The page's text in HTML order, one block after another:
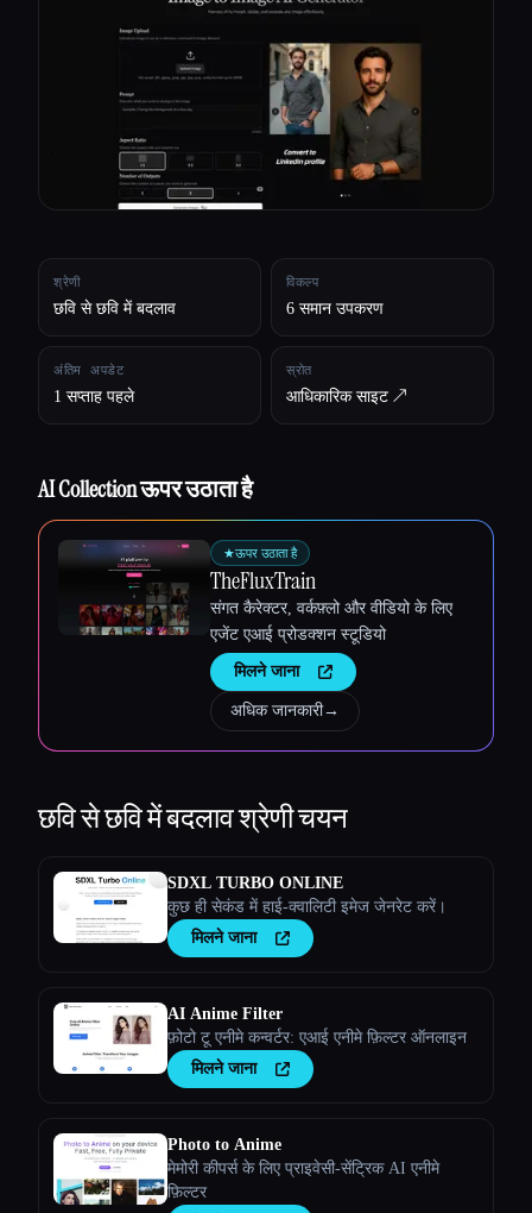
Esc
श्रेणी
छवि से छवि में बदलाव
विकल्प
6 समान उपकरण
अंतिम अपडेट
1 सप्ताह पहले
स्रोत
आधिकारिक साइट ↗︎
AI Collection ऊपर उठाता है
★ऊपर उठाता है
TheFluxTrain
संगत कैरेक्टर, वर्कफ़्लो और वीडियो के लिए
एजेंट एआई प्रोडक्शन स्टूडियो
मिलने जाना
अधिक जानकारी→
छवि से छवि में बदलावश्रेणी चयन
SDXL TURBO ONLINE
कुछ ही सेकंड में हाई-क्वालिटी इमेज जेनरेट करें।
मिलने जाना
AI Anime Filter
फ़ोटो टू एनीमे कन्वर्टर: एआई एनीमे फ़िल्टर ऑनलाइन
मिलने जाना
Photo to Anime
मेमोरी कीपर्स के लिए प्राइवेसी-सेंट्रिक AI एनीमे
फ़िल्टर